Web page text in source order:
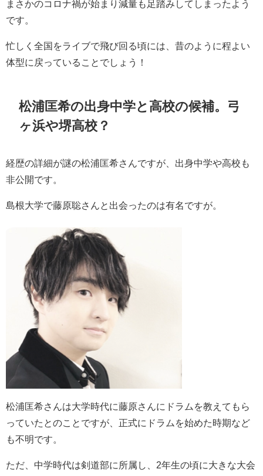
まさかのコロナ禍が始まり減量も足踏みしてしまったよう
です。
忙しく全国をライブで飛び回る頃には、昔のように程よい
体型に戻っていることでしょう！
松浦匡希の出身中学と高校の候補。弓
ヶ浜や堺高校？
経歴の詳細が謎の松浦匡希さんですが、出身中学や高校も
非公開です。
島根大学で藤原聡さんと出会ったのは有名ですが。
松浦匡希さんは大学時代に藤原さんにドラムを教えてもら
っていたとのことですが、正式にドラムを始めた時期など
も不明です。
ただ、中学時代は剣道部に所属し、2年生の頃に大きな大会